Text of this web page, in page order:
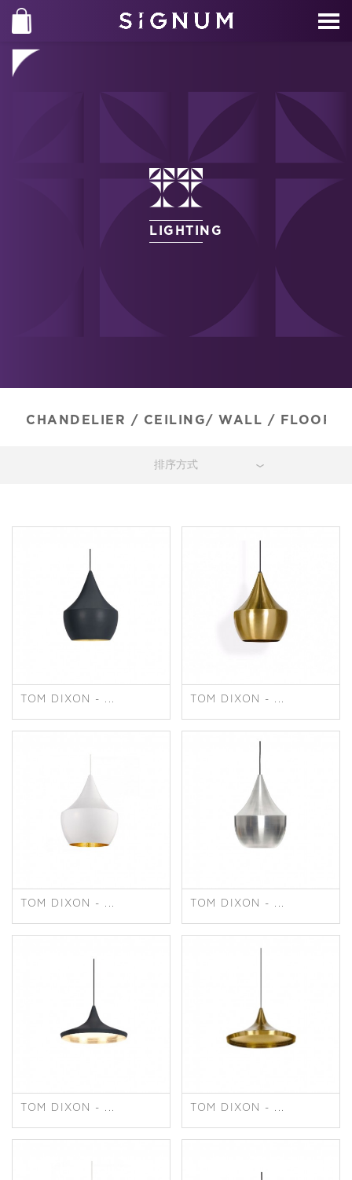
LIGHTING
CHANDELIER / CEILING/ WALL / FLOOR
TOM DIXON - ... TOM DIXON - ...
TOM DIXON - ... TOM DIXON - ...
TOM DIXON - ... TOM DIXON - ...